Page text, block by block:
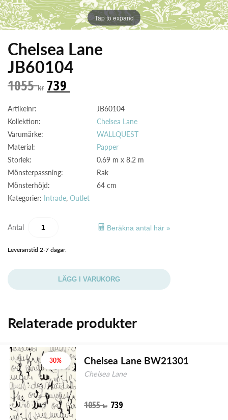
Tap to expand
Chelsea Lane
JB60104
1055kr 739
Artikelnr:
JB60104
Kollektion:
Chelsea Lane
Varumärke:
WALLQUEST
Material:
Papper
Storlek:
0.69 m x 8.2 m
Mönsterpassning:
Rak
Mönsterhöjd:
64 cm
Kategorier: Intrade, Outlet
Antal Beräkna antal här »
Leveranstid 2-7 dagar.
LÄGG I VARUKORG
Relaterade produkter
30% Chelsea Lane BW21301
Chelsea Lane
1055kr 739